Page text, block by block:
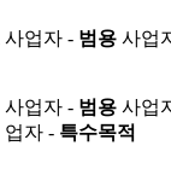
사업자 - 범용 사업
사업자 - 범용 사업
업자 - 특수목적